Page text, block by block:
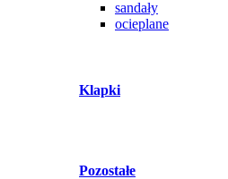
sandały
ocieplane
Klapki
Pozostałe